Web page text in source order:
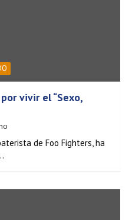
vivir el “Sexo,
de Foo Fighters, ha